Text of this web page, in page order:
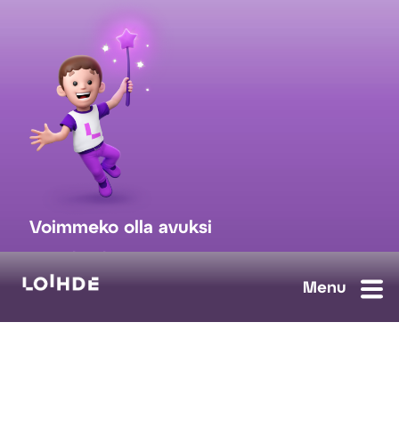
Voimmeko olla avuksi
myynti@loihde.com